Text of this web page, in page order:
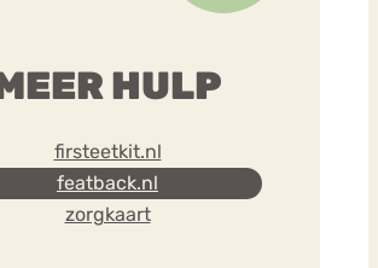
HULP
firsteetkit.nl
featback.nl
zorgkaart